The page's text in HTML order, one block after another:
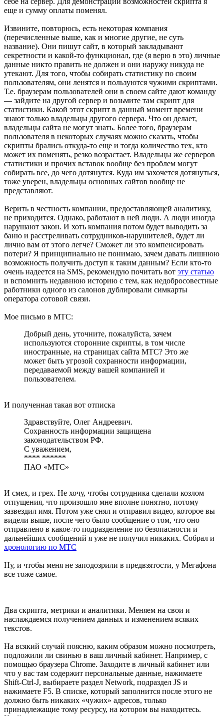
еще и сумму оплаты поменял.
Извините, повторюсь, есть некоторая компания
(перечисленные выше, как и многие другие, не суть
название). Они пишут сайт, в который закладывают
секретности и какой-то функционал, где (я верю в это) личные
данные никто править не должен и они наружу никуда не
утекают. Для того, чтобы собирать статистику по своим
пользователям, они ленятся и пользуются чужими скриптами.
Т.е. браузерам пользователей они в своем сайте дают команду
— зайдите на другой сервер и возьмите там скрипт для
статистики. Какой этот скрипт в данный момент времени
знают только владельцы другого сервера. Что он делает,
владельцы сайта не могут знать. Более того, браузерам
пользователя в некоторых случаях можно сказать, чтобы
скрипты брались откуда-то еще и тогда количество тех, кто
может их поменять, резко возрастает. Владельцы же серверов
статистики и прочих вставок вообще без проблем могут
собирать все, до чего дотянутся. Куда им захочется дотянуться,
тоже уверен, владельцы основных сайтов вообще не
представляют.
Верить в честность компании, предоставляющей аналитику,
не приходится. Однако, работают в ней люди. А люди иногда
нарушают закон. И хоть компания потом будет выводить за
баню и расстреливать сотрудников-нарушителей, будет ли
лично вам от этого легче? Сможет ли это компенсировать
потери? Я принципиально не понимаю, зачем давать лишнюю
возможность получить доступ к таким данным? Если кто-то
очень надеется на SMS, рекомендую почитать вот эту статью
и вспомнить недавнюю историю с тем, как недобросовестные
работники одного из салонов дублировали симкарты
оператора сотовой связи.
Мое письмо в МТС:
Добрый день, уточните, пожалуйста, зачем
используются сторонние скрипты, в том числе
иностранные, на страницах сайта МТС? Это же
может быть угрозой сохранности информации,
передаваемой между вашей компанией и
пользователем.
И полученная такая вот отписка
Здравствуйте, Олег Андреевич.
Сохранность информации защищена
законодательством РФ.
С уважением,
**** ******
ПАО «МТС»
И смех, и грех. Не хочу, чтобы сотрудника сделали козлом
отпущения, что произошло мне вполне понятно, потому
зазвездил имя. Потом уже снял и отправил видео, которое вы
видели выше, после чего было сообщение о том, что оно
отправлено в какое-то подразделение по безопасности и
дальнейших сообщений я уже не получил никаких. Собрал и
хронологию по МТС
Ну, и чтобы меня не заподозрили в предвзятости, у Мегафона
все тоже самое.
Два скрипта, метрики и аналитики. Меняем на свои и
наслаждаемся получением данных и изменением всяких
текстов.
На всякий случай поясню, каким образом можно посмотреть,
подложили ли свинью в ваш личный кабинет. Например, с
помощью браузера Chrome. Заходите в личный кабинет или
что у вас там содержит персональные данные, нажимаете
Shift-Ctrl-J, выбираете раздел Network, подраздел JS и
нажимаете F5. В списке, который заполнится после этого не
должно быть никаких «чужих» адресов, только
принадлежащие тому ресурсу, на котором вы находитесь.